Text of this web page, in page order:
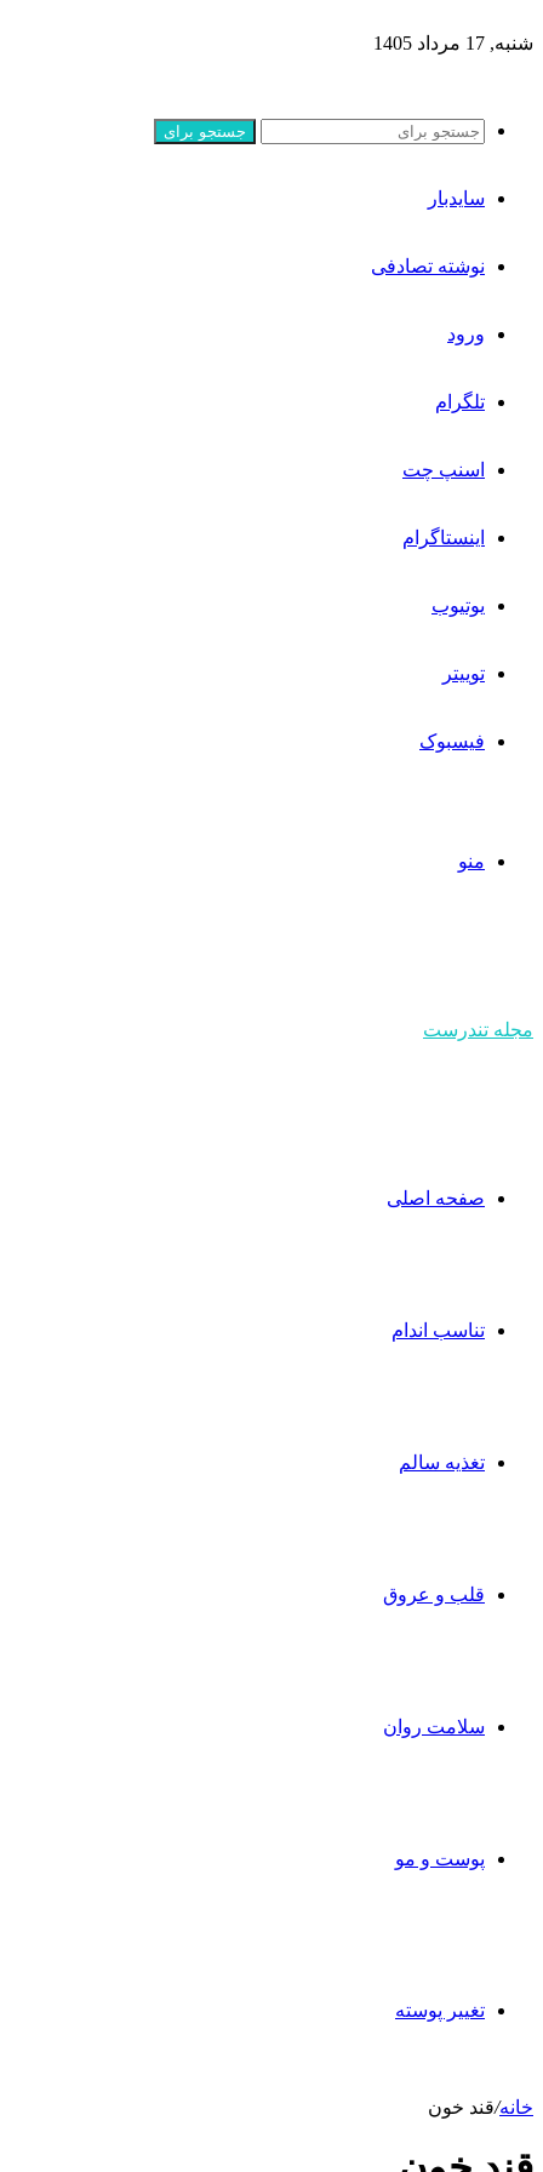
شنبه, 17 مرداد 1405
جستجو برای
سایدبار
نوشته تصادفی
ورود
تلگرام
اسنپ چت
اینستاگرام
یوتیوب
توییتر
فیسبوک
منو
مجله تندرست
صفحه اصلی
تناسب اندام
تغذیه سالم
قلب و عروق
سلامت روان
پوست و مو
تغییر پوسته
خانه/قند خون